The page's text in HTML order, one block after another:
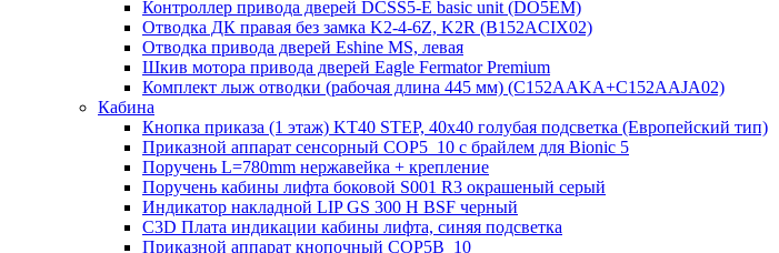
Контроллер привода дверей DCSS5-E basic unit (DO5EM)
Отводка ДК правая без замка K2-4-6Z, K2R (B152ACIX02)
Отводка привода дверей Eshine MS, левая
Шкив мотора привода дверей Eagle Fermator Premium
Комплект лыж отводки (рабочая длина 445 мм) (C152AAKA+C152AAJA02)
Кабина
Кнопка приказа (1 этаж) KT40 STEP, 40х40 голубая подсветка (Европейский тип)
Приказной аппарат сенсорный COP5_10 с брайлем для Bionic 5
Поручень L=780mm нержавейка + крепление
Поручень кабины лифта боковой S001 R3 окрашеный серый
Индикатор накладной LIP GS 300 H BSF черный
C3D Плата индикации кабины лифта, синяя подсветка
Приказной аппарат кнопочный COP5B_10